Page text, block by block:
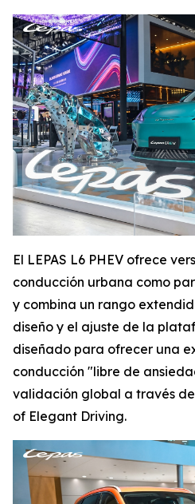
El LEPAS L6 PHEV ofrece
conducción urbana como
y combina un rango
diseño y el ajuste de la
diseñado para ofrecer una
conducción "libre de
validación global a través
of Elegant Driving.